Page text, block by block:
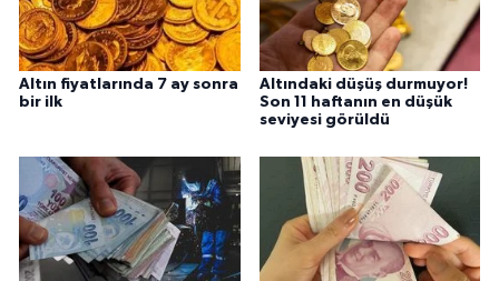
Altın fiyatlarında 7 ay sonra
bir ilk
Altındaki düşüş durmuyor!
Son 11 haftanın en düşük
seviyesi görüldü